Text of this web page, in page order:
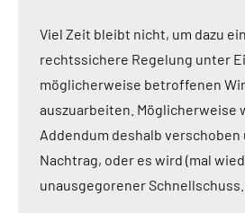
Viel Zeit bleibt nicht, um dazu
rechtssichere Regelung unter
möglicherweise betroffenen
auszuarbeiten. Möglicherweise
Addendum deshalb
Nachtrag, oder es wird (mal
unausgegorener Schnellschuss.